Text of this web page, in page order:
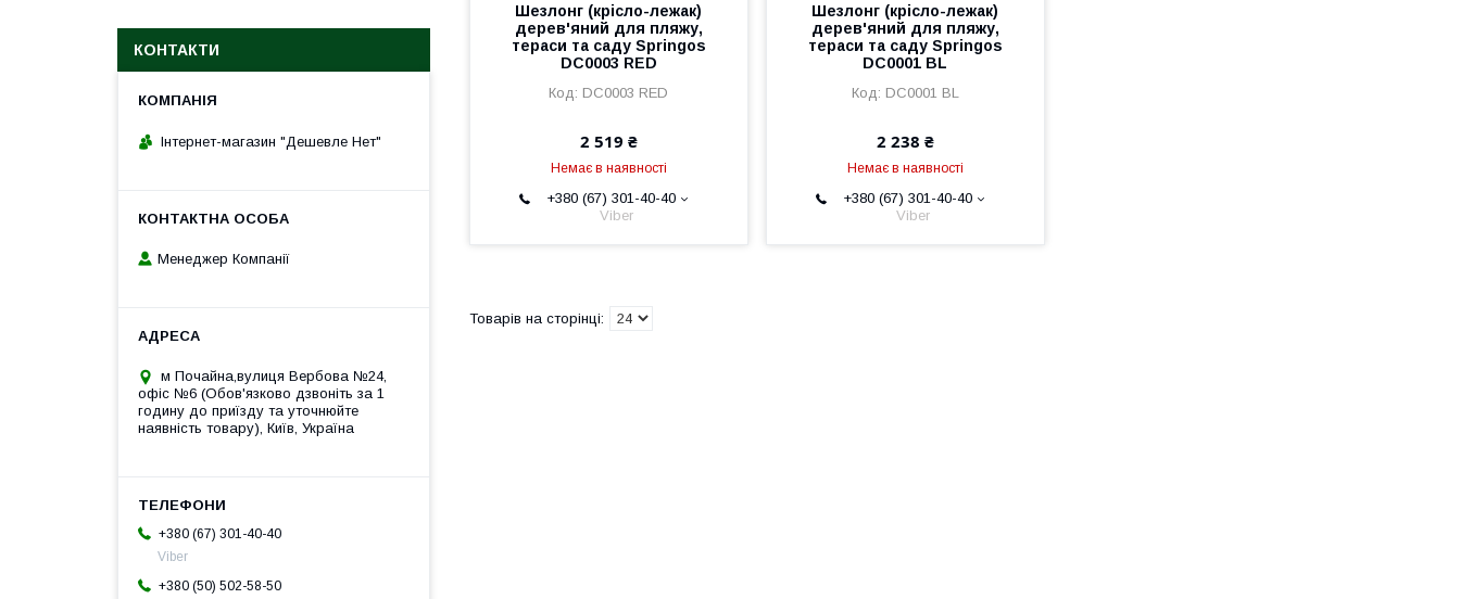
Шезлонг (крісло-лежак)
дерев'яний для пляжу,
тераси та саду Springos
DC0003 RED
DC0003 RED
2 519 ₴
Немає в наявності
+380 (67) 301-40-40
Viber
Шезлонг (крісло-лежак)
дерев'яний для пляжу,
тераси та саду Springos
DC0001 BL
DC0001 BL
2 238 ₴
Немає в наявності
+380 (67) 301-40-40
Viber
КОНТАКТИ
Інтернет-магазин "Дешевле Нет"
Менеджер Компанії
м Почайна,вулиця Вербова №24,
офіс №6 (Обов'язково дзвоніть за 1
годину до приїзду та уточнюйте
наявність товару), Київ, Україна
+380 (67) 301-40-40
Viber
+380 (50) 502-58-50